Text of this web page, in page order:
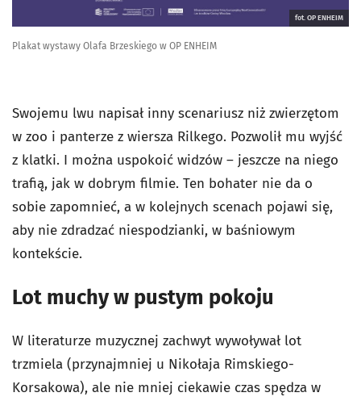
fot. OP ENHEIM
Plakat wystawy Olafa Brzeskiego w OP ENHEIM
Swojemu lwu napisał inny scenariusz niż zwierzętom
w zoo i panterze z wiersza Rilkego. Pozwolił mu wyjść
z klatki. I można uspokoić widzów – jeszcze na niego
trafią, jak w dobrym filmie. Ten bohater nie da o
sobie zapomnieć, a w kolejnych scenach pojawi się,
aby nie zdradzać niespodzianki, w baśniowym
kontekście.
Lot muchy w pustym pokoju
W literaturze muzycznej zachwyt wywoływał lot
trzmiela (przynajmniej u Nikołaja Rimskiego-
Korsakowa), ale nie mniej ciekawie czas spędza w